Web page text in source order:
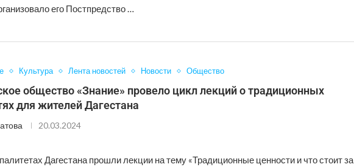
его Постпредство …
Культура Лента новостей Новости Общество
общество «Знание» провело цикл лекций о традиционных
для жителей Дагестана
20.03.2024
Дагестана прошли лекции на тему «Традиционные ценности и что стоит за